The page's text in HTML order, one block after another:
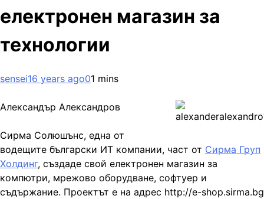
електронен магазин за
технологии
sensei16 years ago01 mins
Александър Александров
Сирма Солюшънс, една от
водещите български ИТ компании, част от Сирма Груп
Холдинг, създаде свой електронен магазин за
компютри, мрежово оборудване, софтуер и
съдържание. Проектът е на адрес http://e-shop.sirma.bg